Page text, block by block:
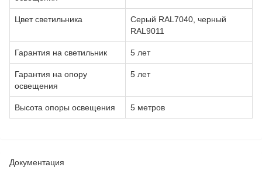
Цвет светильника
Серый RAL7040, черный
RAL9011
Гарантия на светильник 5 лет
Гарантия на опору
освещения
5 лет
Высота опоры освещения 5 метров
Документация